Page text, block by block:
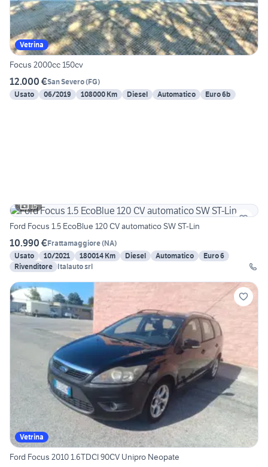
Vetrina
Focus 2000cc 150cv
12.000 €San Severo(FG)
Usato
06/2019 108000 Km Diesel Automatico Euro 6b
15
Ford Focus 1.5 EcoBlue 120 CV automatico SW ST-Lin
10.990 €Frattamaggiore(NA)
Usato
10/2021 180014 Km Diesel Automatico
Euro 6
Rivenditore Italauto srl
Vetrina
Ford Focus 2010 1.6TDCI 90CV Unipro Neopate